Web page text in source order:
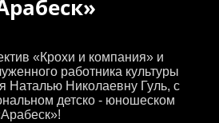
«Крохи и компания» и
работника культуры
Наталью Николаевну Гуль, с
детско - юношеском